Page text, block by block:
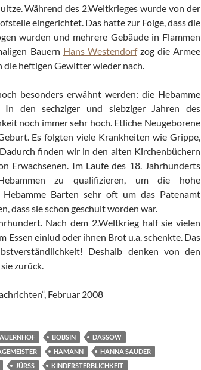
Während des 2.Weltkrieges wurde von der
eingerichtet. Das hatte zur Folge, dass die
wurden und mehrere Gebäude in Flammen
Bauern Hans Westendorfzog die Armee
die heftigen Gewitter wieder nach.
besonders erwähnt werden: die Hebamme
In den sechziger und siebziger Jahren des
noch immer sehr hoch. Etliche Neugeborene
Es folgten viele Krankheiten wie Grippe,
finden wir in den alten Kirchenbüchern
Erwachsenen. Im Laufe des 18. Jahrhunderts
zu qualifizieren, um die hohe
Barten sehr oft um das Patenamt
dass sie schon geschult worden war.
Nach dem 2.Weltkrieg half sie vielen
Essen einlud oder ihnen Brot u.a. schenkte. Das
Deshalb denken von den
zurück.
Februar 2008
BOBSIN
DASSOW
HAMANN
HANNA SAUDER
JÜRSS KINDERSTERBLICHKEIT